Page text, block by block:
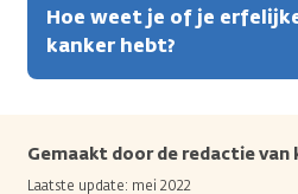
Hoe weet je of je
kanker hebt?
Gemaakt door de redactie van
Laatste update: mei 2022